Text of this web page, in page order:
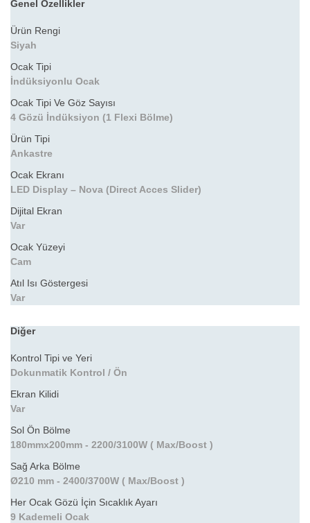
Genel Özellikler
Ürün Rengi
Siyah
Ocak Tipi
İndüksiyonlu Ocak
Ocak Tipi Ve Göz Sayısı
4 Gözü İndüksiyon (1 Flexi Bölme)
Ürün Tipi
Ankastre
Ocak Ekranı
LED Display – Nova (Direct Acces Slider)
Dijital Ekran
Var
Ocak Yüzeyi
Cam
Atıl Isı Göstergesi
Var
Diğer
Kontrol Tipi ve Yeri
Dokunmatik Kontrol / Ön
Ekran Kilidi
Var
Sol Ön Bölme
180mmx200mm - 2200/3100W ( Max/Boost )
Sağ Arka Bölme
Ø210 mm - 2400/3700W ( Max/Boost )
Her Ocak Gözü İçin Sıcaklık Ayarı
9 Kademeli Ocak